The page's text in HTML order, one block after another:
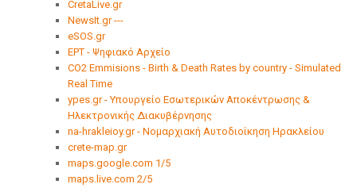
CretaLive.gr
ΝewsΙt.gr ---
eSOS.gr
ΕΡΤ - Ψηφιακό Αρχείο
CO2 Emmisions - Birth & Death Rates by country - Simulated
Real Time
ypes.gr - Υπουργείο Εσωτερικών Αποκέντρωσης &
Ηλεκτρονικής Διακυβέρνησης
na-hrakleioy.gr - Νομαρχιακή Αυτοδιοίκηση Ηρακλείου
crete-map.gr
maps.google.com 1/5
maps.live.com 2/5